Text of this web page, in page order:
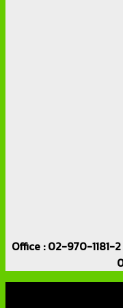
Office : 02-970-1181-